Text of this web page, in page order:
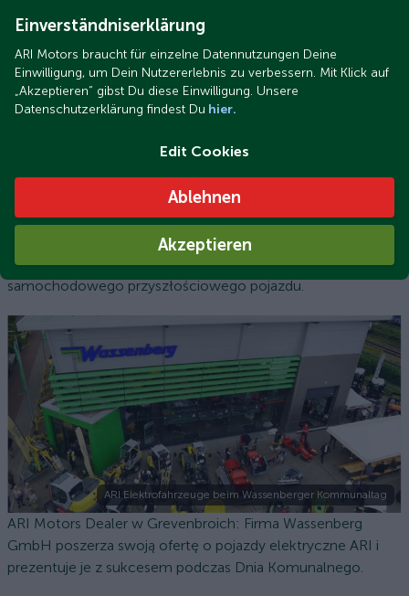
Nie bój się elektromobilności: 5 dochodowych pomysłów
na osiągnięcie stabilnych przychodów z serwisu
samochodowego przyszłościowego pojazdu.
ARI Elektrofahrzeuge beim Wassenberger Kommunaltag
ARI Motors Dealer w Grevenbroich: Firma Wassenberg
GmbH poszerza swoją ofertę o pojazdy elektryczne ARI i
prezentuje je z sukcesem podczas Dnia Komunalnego.
Einverständniserklärung
ARI Motors braucht für einzelne Datennutzungen Deine
Einwilligung, um Dein Nutzererlebnis zu verbessern. Mit Klick auf
„Akzeptieren“ gibst Du diese Einwilligung. Unsere
Datenschutzerklärung findest Du hier.
Edit Cookies
Ablehnen
Akzeptieren